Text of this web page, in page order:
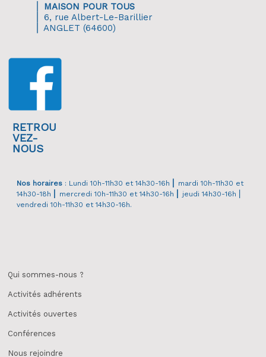
MAISON POUR TOUS
⎜ 6, rue Albert-Le-Barillier
⎜ ANGLET (64600)
RETROU
VEZ-
NOUS
Nos horaires : Lundi 10h-11h30 et 14h30-16h
mardi 10h-11h30 et
14h30-18h
mercredi 10h-11h30 et 14h30-16h
jeudi 14h30-16h ⎜
vendredi 10h-11h30 et 14h30-16h.
Qui sommes-nous ?
Activités adhérents
Activités ouvertes
Conférences
Nous rejoindre